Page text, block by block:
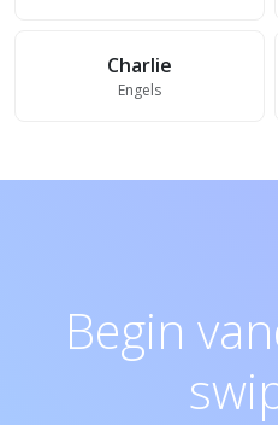
Charlie
Engels
Begin